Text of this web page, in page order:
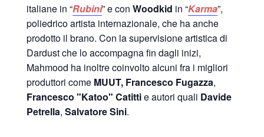
italiane in “Rubini” e con Woodkid in “Karma”,
poliedrico artista internazionale, che ha anche
prodotto il brano. Con la supervisione artistica di
Dardust che lo accompagna fin dagli inizi,
Mahmood ha inoltre coinvolto alcuni fra i migliori
produttori come MUUT, Francesco Fugazza,
Francesco "Katoo" Catittie autori quali Davide
Petrella, Salvatore Sini.